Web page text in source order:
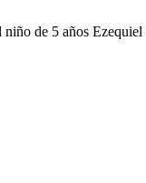
de 5 años Ezequiel